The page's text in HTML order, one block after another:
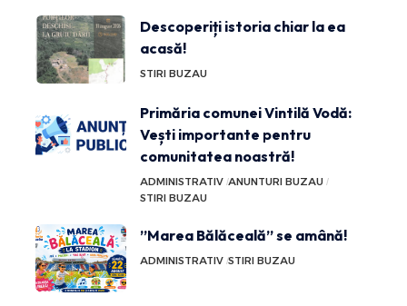
Descoperiți istoria chiar la ea
acasă!
STIRI BUZAU
Primăria comunei Vintilă Vodă:
Vești importante pentru
comunitatea noastră!
ADMINISTRATIV ANUNTURI BUZAU
STIRI BUZAU
”Marea Bălăceală” se amână!
ADMINISTRATIV STIRI BUZAU